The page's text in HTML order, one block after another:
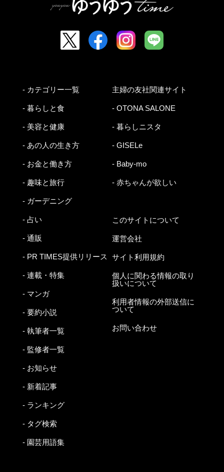
- カテゴリー一覧
- 暮らしと食
- 美容と健康
- あの人の生き方
- お金と働き方
- 趣味と旅行
- ガーデニング
- 占い
- 通販
- PR TIMES提供リリース
- 連載・特集
- マンガ
- 要約小説
- 執筆者一覧
- 監修者一覧
- お知らせ
- 新着記事
- ランキング
- タグ検索
- 園芸用語集
主婦の友社関連サイト
- OTONA SALONE
- 暮らしニスタ
- GISELe
- Baby-mo
- 赤ちゃんが欲しい
このサイトについて
運営会社
サイト利用規約
個人に関わる情報の取り
扱いについて
利用者情報の外部送信に
ついて
お問い合わせ